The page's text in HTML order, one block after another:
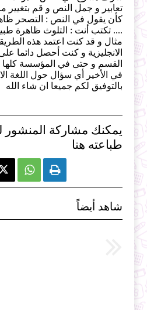
تعابير و جمل النص و قم بتغيير
كأن يقول في النص : التصحر
.... تكتب أنت : التلوث ظاهرة
مثال و قد كنت اعتمد هذه
الانجليزية و كنت أحصل دائما
القسم و حتى في المؤسسة كلها
في الأخير أي سؤال حول اللغة
بالتوفيق لكم جميعا ان شاء الله
يمكنك مشاركة المنشور
طباعته هنا
 
شاهد أيضاً